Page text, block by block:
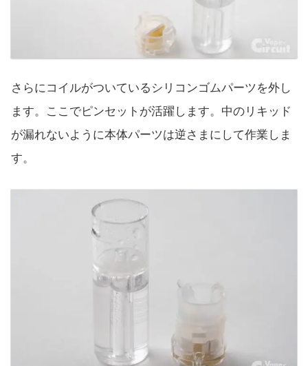
さらにコイルがついているシリコンゴムパーツを外し
ます。ここでピンセットが活躍します。中のリキッド
が漏れないように本体パーツは逆さまにして作業しま
す。